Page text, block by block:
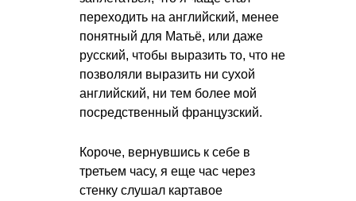
переходить на английский, менее
понятный для Матьё, или даже
русский, чтобы выразить то, что не
позволяли выразить ни сухой
английский, ни тем более мой
посредственный французский.
Короче, вернувшись к себе в
третьем часу, я еще час через
стенку слушал картавое